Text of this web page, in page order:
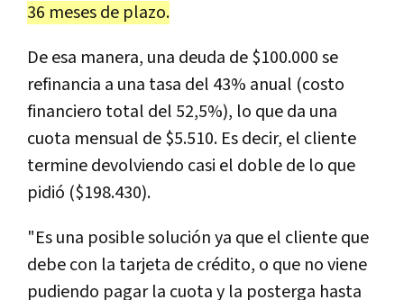
36 meses de plazo.
De esa manera, una deuda de $100.000 se
refinancia a una tasa del 43% anual (costo
financiero total del 52,5%), lo que da una
cuota mensual de $5.510. Es decir, el cliente
termine devolviendo casi el doble de lo que
pidió ($198.430).
"Es una posible solución ya que el cliente que
debe con la tarjeta de crédito, o que no viene
pudiendo pagar la cuota y la posterga hasta